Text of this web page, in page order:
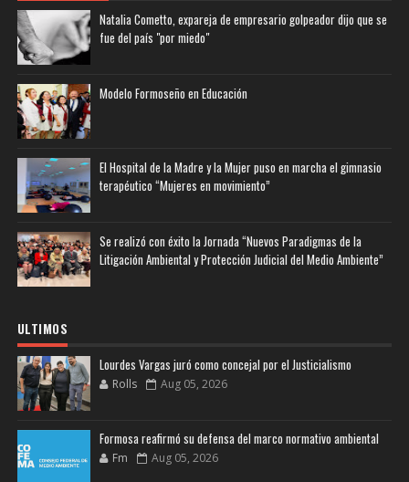
Natalia Cometto, expareja de empresario golpeador dijo que se
fue del país "por miedo"
Modelo Formoseño en Educación
El Hospital de la Madre y la Mujer puso en marcha el gimnasio
terapéutico “Mujeres en movimiento”
Se realizó con éxito la Jornada “Nuevos Paradigmas de la
Litigación Ambiental y Protección Judicial del Medio Ambiente”
ULTIMOS
Lourdes Vargas juró como concejal por el Justicialismo
Rolls Aug 05, 2026
Formosa reafirmó su defensa del marco normativo ambiental
Fm Aug 05, 2026